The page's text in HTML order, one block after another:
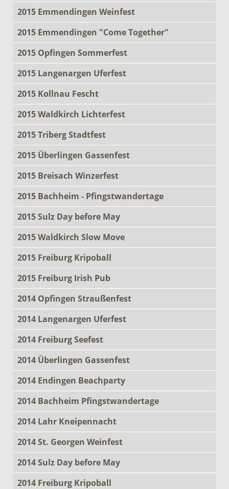
2015 Emmendingen Weinfest
2015 Emmendingen "Come Together"
2015 Opfingen Sommerfest
2015 Langenargen Uferfest
2015 Kollnau Fescht
2015 Waldkirch Lichterfest
2015 Triberg Stadtfest
2015 Überlingen Gassenfest
2015 Breisach Winzerfest
2015 Bachheim - Pfingstwandertage
2015 Sulz Day before May
2015 Waldkirch Slow Move
2015 Freiburg Kripoball
2015 Freiburg Irish Pub
2014 Opfingen Straußenfest
2014 Langenargen Uferfest
2014 Freiburg Seefest
2014 Überlingen Gassenfest
2014 Endingen Beachparty
2014 Bachheim Pfingstwandertage
2014 Lahr Kneipennacht
2014 St. Georgen Weinfest
2014 Sulz Day before May
2014 Freiburg Kripoball